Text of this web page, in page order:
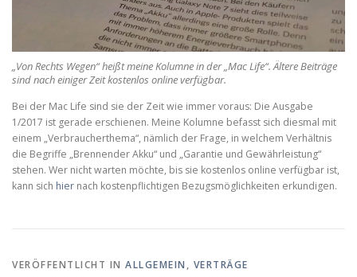
„Von Rechts Wegen“ heißt meine Kolumne in der „Mac Life“. Ältere Beiträge
sind nach einiger Zeit kostenlos online verfügbar.
Bei der Mac Life sind sie der Zeit wie immer voraus: Die Ausgabe
1/2017 ist gerade erschienen. Meine Kolumne befasst sich diesmal mit
einem „Verbraucherthema“, nämlich der Frage, in welchem Verhältnis
die Begriffe „Brennender Akku“ und „Garantie und Gewährleistung“
stehen. Wer nicht warten möchte, bis sie kostenlos online verfügbar ist,
kann sich hier nach kostenpflichtigen Bezugsmöglichkeiten erkundigen.
VERÖFFENTLICHT IN ALLGEMEIN , VERTRÄGE